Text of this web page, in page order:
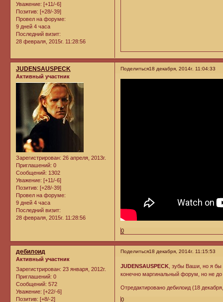
Уважение: [+11/-6]
Позитив: [+28/-39]
Провел на форуме:
9 дней 4 часа
Последний визит:
28 февраля, 2015г. 11:28:56
Поделиться18 декабря, 2014г. 11:04:33
JUDENSAUSPECK
Активный участник
Зарегистрирован: 26 апреля, 2013г.
Приглашений: 0
Сообщений: 1302
Уважение: [+11/-6]
Позитив: [+28/-39]
Провел на форуме:
9 дней 4 часа
Последний визит:
28 февраля, 2015г. 11:28:56
0
Поделиться18 декабря, 2014г. 11:15:53
дебилоид
Активный участник
Зарегистрирован: 23 января, 2012г.
Приглашений: 0
Сообщений: 572
Уважение: [+22/-6]
Позитив: [+8/-2]
JUDENSAUSPECK , зубы Ваши, но я
конечно маргинальный форум, но не до
Отредактировано дебилоид (18
0